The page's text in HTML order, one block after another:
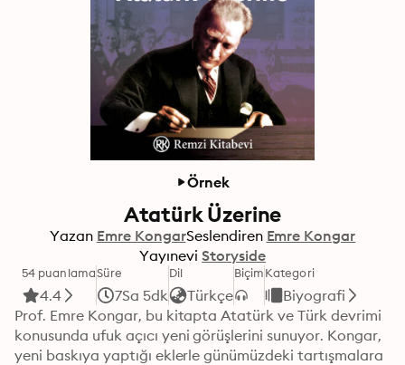
Örnek
Atatürk Üzerine
Yazan Emre KongarSeslendiren Emre Kongar
Yayınevi Storyside
54 puanlama
4.4
Süre
7Sa 5dk
Dil
Türkçe
BiçimKategori
Biyografi
Prof. Emre Kongar, bu kitapta Atatürk ve Türk devrimi
konusunda ufuk açıcı yeni görüşlerini sunuyor. Kongar,
yeni baskıya yaptığı eklerle günümüzdeki tartışmalara